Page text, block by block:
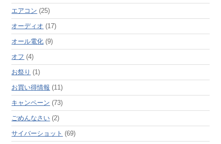
エアコン (25)
オーディオ (17)
オール電化 (9)
オフ (4)
お祭り (1)
お買い得情報 (11)
キャンペーン (73)
ごめんなさい (2)
サイバーショット (69)